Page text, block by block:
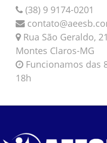
(38) 9 9174-0201
Rua São Geraldo,
Montes Claros-MG
Funcionamos das
18h